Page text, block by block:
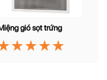
gió sọt trứng